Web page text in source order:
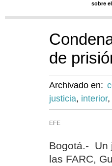
sobre
de
Archivado en:
justicia, interior,
EFE
Bogotá.- Un
las FARC,